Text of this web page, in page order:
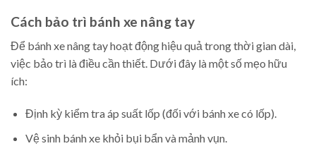
Cách bảo trì bánh xe nâng tay
Để bánh xe nâng tay hoạt động hiệu quả trong thời gian dài,
việc bảo trì là điều cần thiết. Dưới đây là một số mẹo hữu
ích:
Định kỳ kiểm tra áp suất lốp (đối với bánh xe có lốp).
Vệ sinh bánh xe khỏi bụi bẩn và mảnh vụn.